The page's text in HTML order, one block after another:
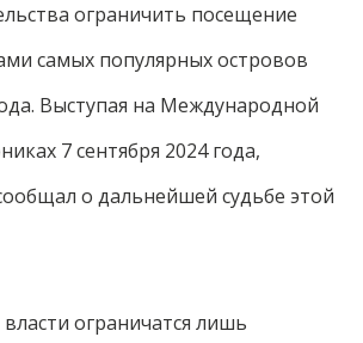
ограничить посещение
самых популярных островов
Выступая на Международной
7 сентября 2024 года,
о дальнейшей судьбе этой
ограничатся лишь